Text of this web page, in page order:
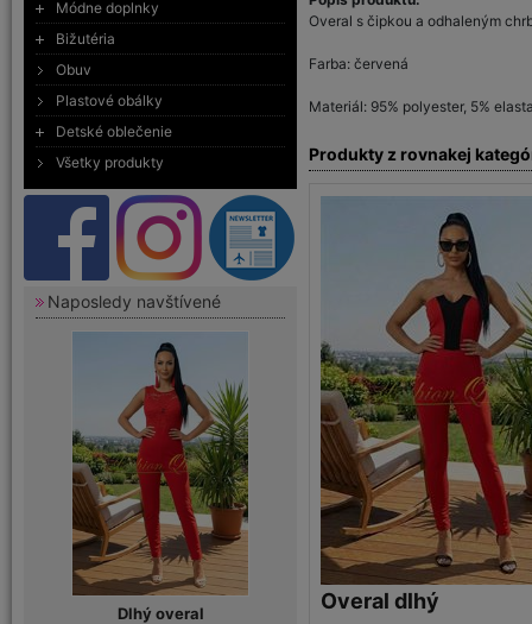
Módne doplnky
Bižutéria
Obuv
Plastové obálky
Detské oblečenie
Všetky produkty
Naposledy navštívené
Dlhý overal
Overal s čipkou a odhaleným
Farba: červená
Materiál: 95% polyester, 5%
Produkty z rovnakej
Overal dlhý